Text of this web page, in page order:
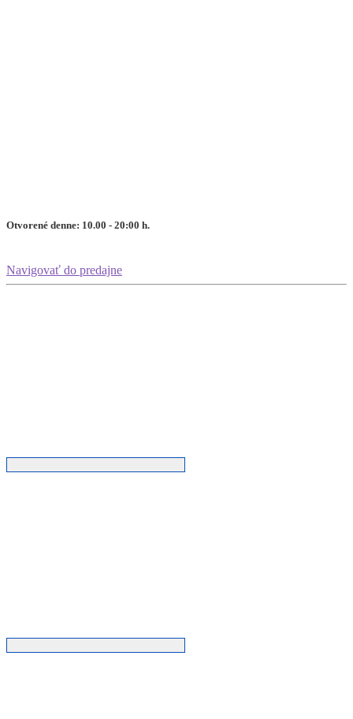
Otvorené denne: 10.00 - 20:00 h.
Navigovať do predajne